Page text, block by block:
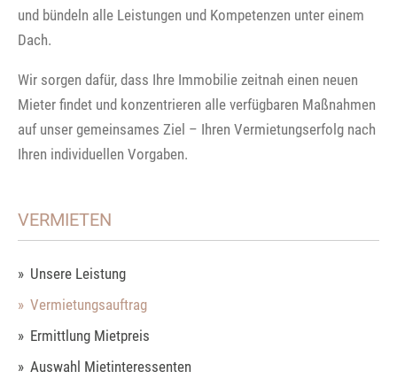
und bündeln alle Leistungen und Kompetenzen unter einem
Dach.
Wir sorgen dafür, dass Ihre Immobilie zeitnah einen neuen
Mieter findet und konzentrieren alle verfügbaren Maßnahmen
auf unser gemeinsames Ziel – Ihren Vermietungserfolg nach
Ihren individuellen Vorgaben.
VERMIETEN
Unsere Leistung
Vermietungsauftrag
Ermittlung Mietpreis
Auswahl Mietinteressenten